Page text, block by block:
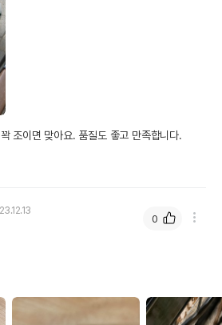
조이면 맞아요. 품질도 좋고 만족합니다.
0